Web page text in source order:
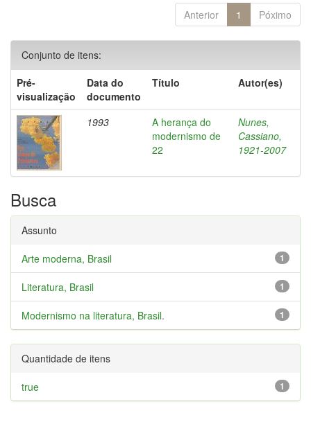
Anterior 1 Póximo
Conjunto de itens:
Pré-
visualização
Data do
documento
Título Autor(es)
1993
A herança do
modernismo de
22
Nunes,
Cassiano,
1921-2007
Busca
Assunto
1
Arte moderna, Brasil
1
Literatura, Brasil
1
Modernismo na literatura, Brasil.
Quantidade de itens
1
true